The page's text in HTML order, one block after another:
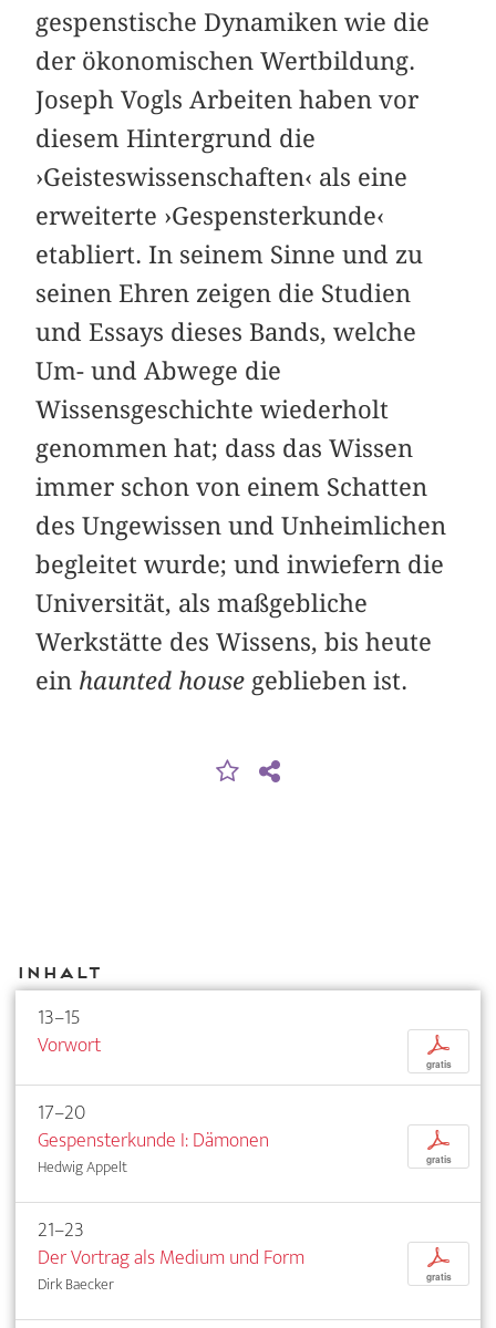
gespenstische Dynamiken wie die
der ökonomischen Wertbildung.
Joseph Vogls Arbeiten haben vor
diesem Hintergrund die
›Geisteswissenschaften‹ als eine
erweiterte ›Gespensterkunde‹
etabliert. In seinem Sinne und zu
seinen Ehren zeigen die Studien
und Essays dieses Bands, welche
Um- und Abwege die
Wissensgeschichte wiederholt
genommen hat; dass das Wissen
immer schon von einem Schatten
des Ungewissen und Unheimlichen
begleitet wurde; und inwiefern die
Universität, als maßgebliche
Werkstätte des Wissens, bis heute
ein haunted house geblieben ist.
Inhalt
13–15
Vorwort
p
gratis
17–20
Gespensterkunde I: Dämonen
Hedwig Appelt
p
gratis
21–23
Der Vortrag als Medium und Form
Dirk Baecker
p
gratis